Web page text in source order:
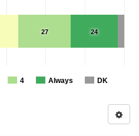
24
27
4 Always
DK